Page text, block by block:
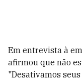
Em entrevista à
afirmou que não
"Desativamos